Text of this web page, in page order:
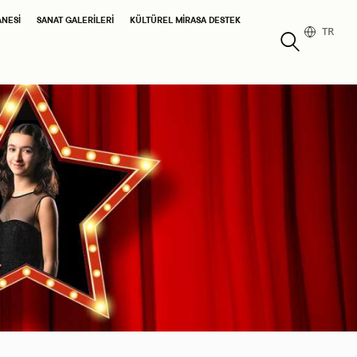
SANAT GALERILERI KÜLTÜREL MIRASA DESTEK
TR